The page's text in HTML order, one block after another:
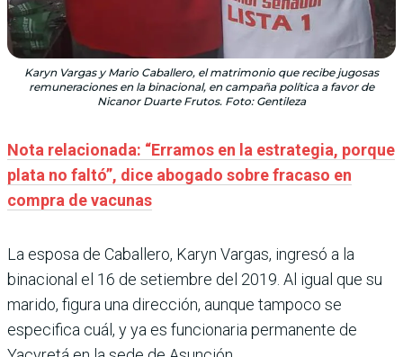
Karyn Vargas y Mario Caballero, el matrimonio que recibe jugosas
remuneraciones en la binacional, en campaña política a favor de
Nicanor Duarte Frutos. Foto: Gentileza
Nota relacionada: “Erramos en la estrategia, porque
plata no faltó”, dice abogado sobre fracaso en
compra de vacunas
La esposa de Caballero, Karyn Vargas, ingresó a la
binacional el 16 de setiembre del 2019. Al igual que su
marido, figura una dirección, aunque tampoco se
especifica cuál, y ya es funcionaria permanente de